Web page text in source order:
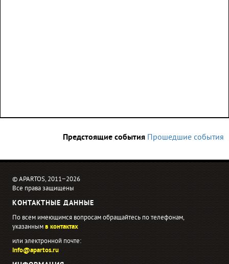
Предстоящие события Прошедшие события
© APARTOS, 2011−2026
Все права защищены
КОНТАКТНЫЕ ДАННЫЕ
По всем имеющимся вопросам обращайтесь по телефонам,
указаннымв контактах
или электронной почте:
info@apartos.ru